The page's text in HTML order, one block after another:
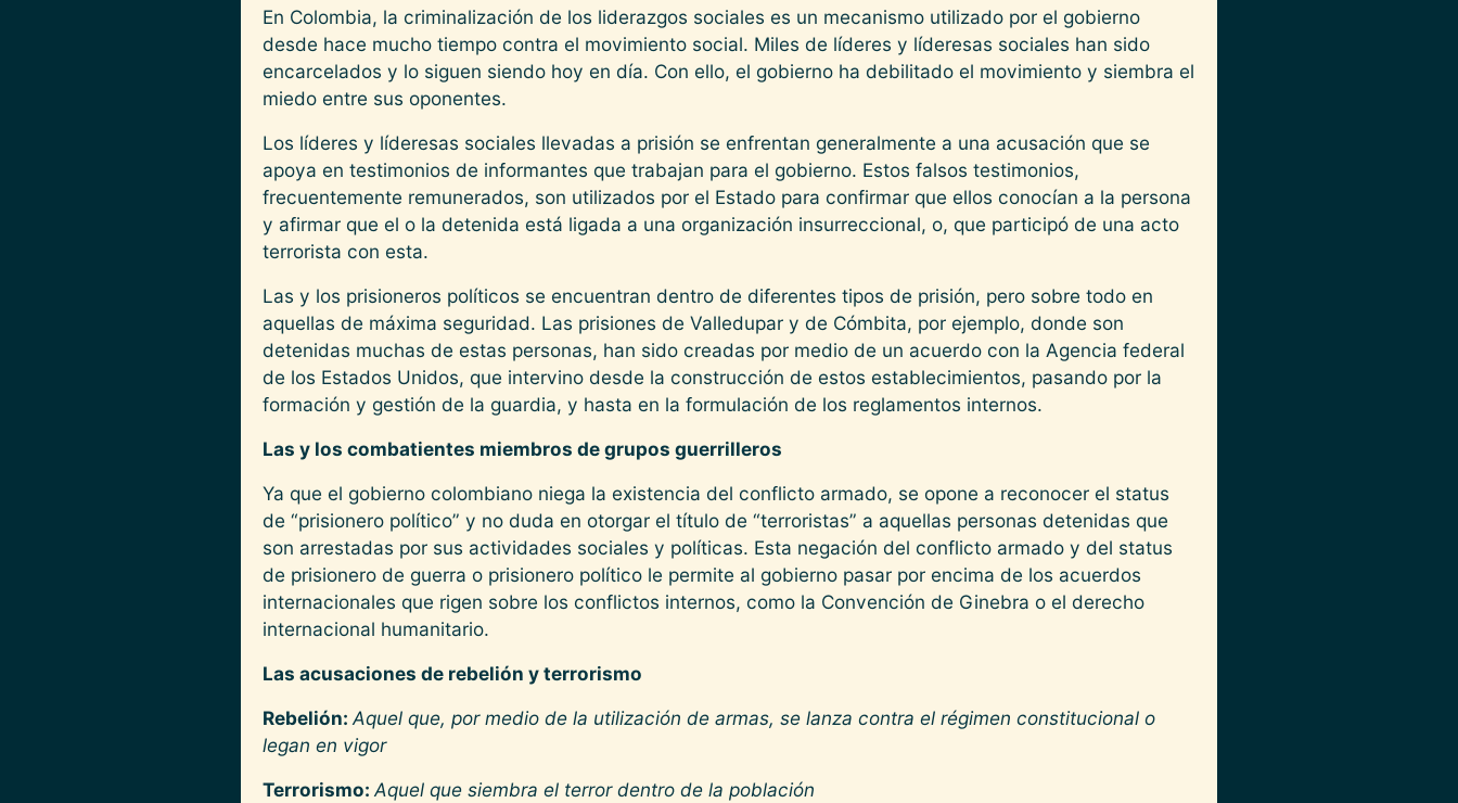
En Colombia, la criminalización de los liderazgos sociales es un mecanismo utilizado por el gobierno
desde hace mucho tiempo contra el movimiento social. Miles de líderes y líderesas sociales han sido
encarcelados y lo siguen siendo hoy en día. Con ello, el gobierno ha debilitado el movimiento y siembra el
miedo entre sus oponentes.
Los líderes y líderesas sociales llevadas a prisión se enfrentan generalmente a una acusación que se
apoya en testimonios de informantes que trabajan para el gobierno. Estos falsos testimonios,
frecuentemente remunerados, son utilizados por el Estado para confirmar que ellos conocían a la persona
y afirmar que el o la detenida está ligada a una organización insurreccional, o, que participó de una acto
terrorista con esta.
Las y los prisioneros políticos se encuentran dentro de diferentes tipos de prisión, pero sobre todo en
aquellas de máxima seguridad. Las prisiones de Valledupar y de Cómbita, por ejemplo, donde son
detenidas muchas de estas personas, han sido creadas por medio de un acuerdo con la Agencia federal
de los Estados Unidos, que intervino desde la construcción de estos establecimientos, pasando por la
formación y gestión de la guardia, y hasta en la formulación de los reglamentos internos.
Las y los combatientes miembros de grupos guerrilleros
Ya que el gobierno colombiano niega la existencia del conflicto armado, se opone a reconocer el status
de “prisionero político” y no duda en otorgar el título de “terroristas” a aquellas personas detenidas que
son arrestadas por sus actividades sociales y políticas. Esta negación del conflicto armado y del status
de prisionero de guerra o prisionero político le permite al gobierno pasar por encima de los acuerdos
internacionales que rigen sobre los conflictos internos, como la Convención de Ginebra o el derecho
internacional humanitario.
Las acusaciones de rebelión y terrorismo
Rebelión: Aquel que, por medio de la utilización de armas, se lanza contra el régimen constitucional o
legan en vigor
Terrorismo: Aquel que siembra el terror dentro de la población